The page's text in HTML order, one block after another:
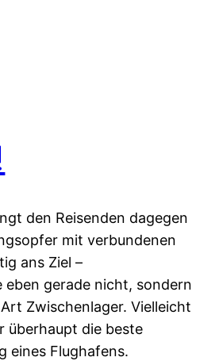
den Reisenden dagegen
mit verbundenen
ans Ziel –
eben gerade nicht, sondern
Zwischenlager. Vielleicht
überhaupt die beste
eines Flughafens.